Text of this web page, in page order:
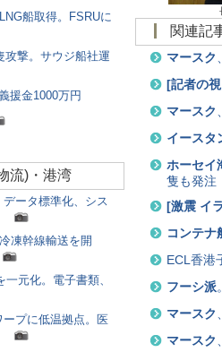
関連
マースク
[記者の
マースク
イースタ
ホーセイ
隻も発注
[激震 イ
コンテナ
ECL香港
フーシ派
マースク
マースク
船取得。FSRUに
攻撃。サウジ船社運
義援金1000万円
流)・港湾
データ標準化、シス
凍幹線輸送を開
一元化。電子書類、
ープに低温拠点。医